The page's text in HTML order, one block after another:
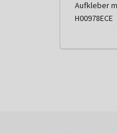
Aufkleber
H00978ECE